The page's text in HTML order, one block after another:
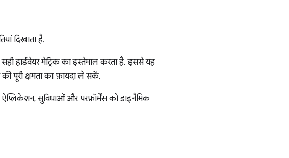
दिखाता है.
हार्डवेयर मेट्रिक का इस्तेमाल करता है. इससे यह
पूरी क्षमता का फ़ायदा ले सकें.
सुविधाओं और परफ़ॉर्मेंस को डाइनैमिक